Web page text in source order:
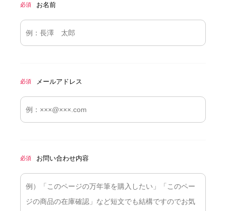
必須 お名前
必須 メールアドレス
必須 お問い合わせ内容